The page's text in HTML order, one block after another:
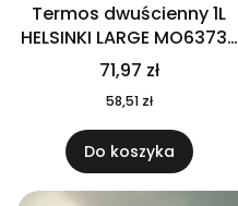
Termos dwuścienny 1L
HELSINKI LARGE MO6373-
04
71,97 zł
58,51 zł
Do koszyka